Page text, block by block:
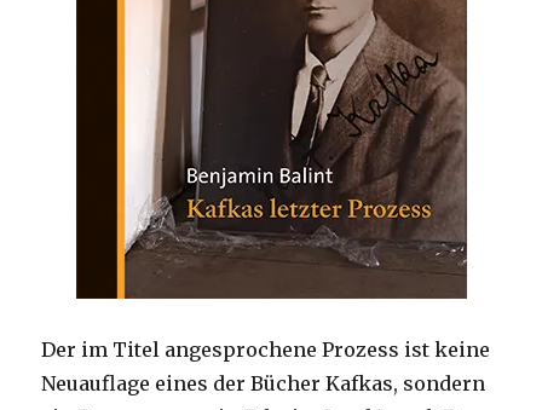
Der im Titel angesprochene Prozess ist keine
Neuauflage eines der Bücher Kafkas, sondern